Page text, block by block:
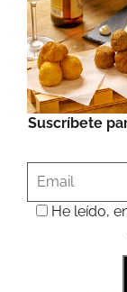
Suscríbete
He leído,